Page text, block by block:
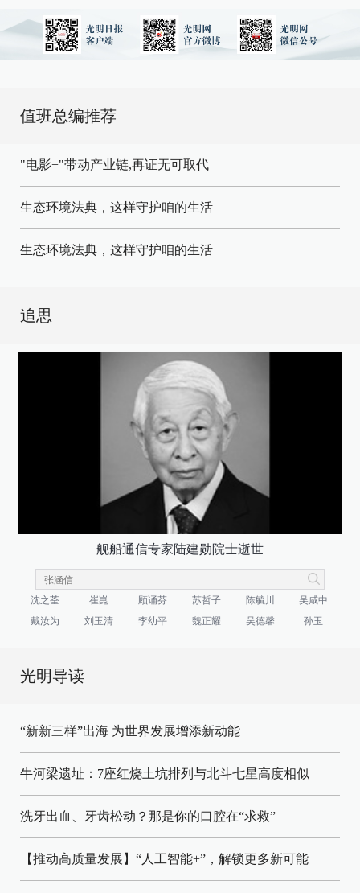
值班总编推荐
"电影+"带动产业链,再证无可取代
生态环境法典，这样守护咱的生活
生态环境法典，这样守护咱的生活
追思
舰船通信专家陆建勋院士逝世
沈之荃 崔崑 顾诵芬 苏哲子 陈毓川
吴咸中
戴汝为
刘玉清 李幼平 魏正耀 吴德馨 孙玉
光明导读
“新新三样”出海 为世界发展增添新动能
牛河梁遗址：7座红烧土坑排列与北斗七星高度相似
洗牙出血、牙齿松动？那是你的口腔在“求救”
【推动高质量发展】“人工智能+”，解锁更多新可能